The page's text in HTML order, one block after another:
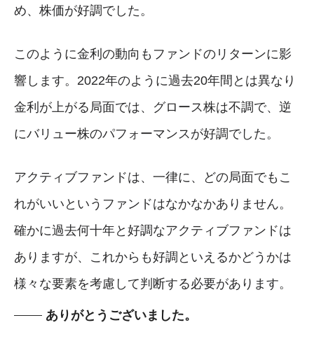
め、株価が好調でした。
このように金利の動向もファンドのリターンに影
響します。2022年のように過去20年間とは異なり
金利が上がる局面では、グロース株は不調で、逆
にバリュー株のパフォーマンスが好調でした。
アクティブファンドは、一律に、どの局面でもこ
れがいいというファンドはなかなかありません。
確かに過去何十年と好調なアクティブファンドは
ありますが、これからも好調といえるかどうかは
様々な要素を考慮して判断する必要があります。
ありがとうございました。